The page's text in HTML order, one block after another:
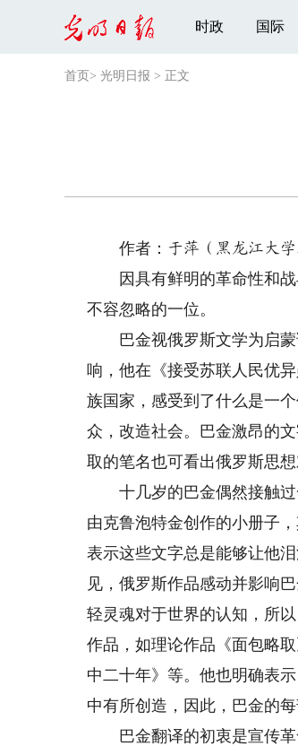
时政 国际
首页 > 光明日报 > 正文
作者： 于萍（黑龙江大学
因具有鲜明的革命性和战
不容忽略的一位。
巴金视俄罗斯文学为启蒙
响，他在《接受苏联人民优
族国家，感受到了什么是一
众，改造社会。巴金激昂的
取的笔名也可看出俄罗斯思
十几岁的巴金偶然接触过
由克鲁泡特金创作的小册子
表示这些文字总是能够让他
见，俄罗斯作品感动并影响
轻灵魂对于世界的认知，所
作品，如理论作品《面包略
中二十年》等。他也明确表
中有所创造，因此，巴金的
巴金翻译的初衷是宣传革